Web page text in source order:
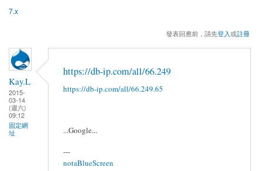
7.x
發表回應前，請先登入或註冊
Kay.L
2015-
03-14
(週六)
09:12
固定網
址
https://db-ip.com/all/66.249
https://db-ip.com/all/66.249.65
...Google...
---
notaBlueScreen